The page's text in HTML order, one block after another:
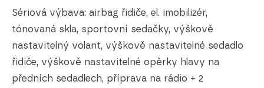
Sériová výbava: airbag řidiče, el. imobilizér,
tónovaná skla, sportovní sedačky, výškově
nastavitelný volant, výškově nastavitelné sedadlo
řidiče, výškově nastavitelné opěrky hlavy na
předních sedadlech, příprava na rádio + 2